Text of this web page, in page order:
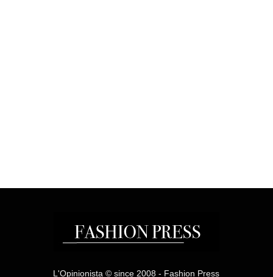
L'Opinionista © since 2008 - Fashion Press